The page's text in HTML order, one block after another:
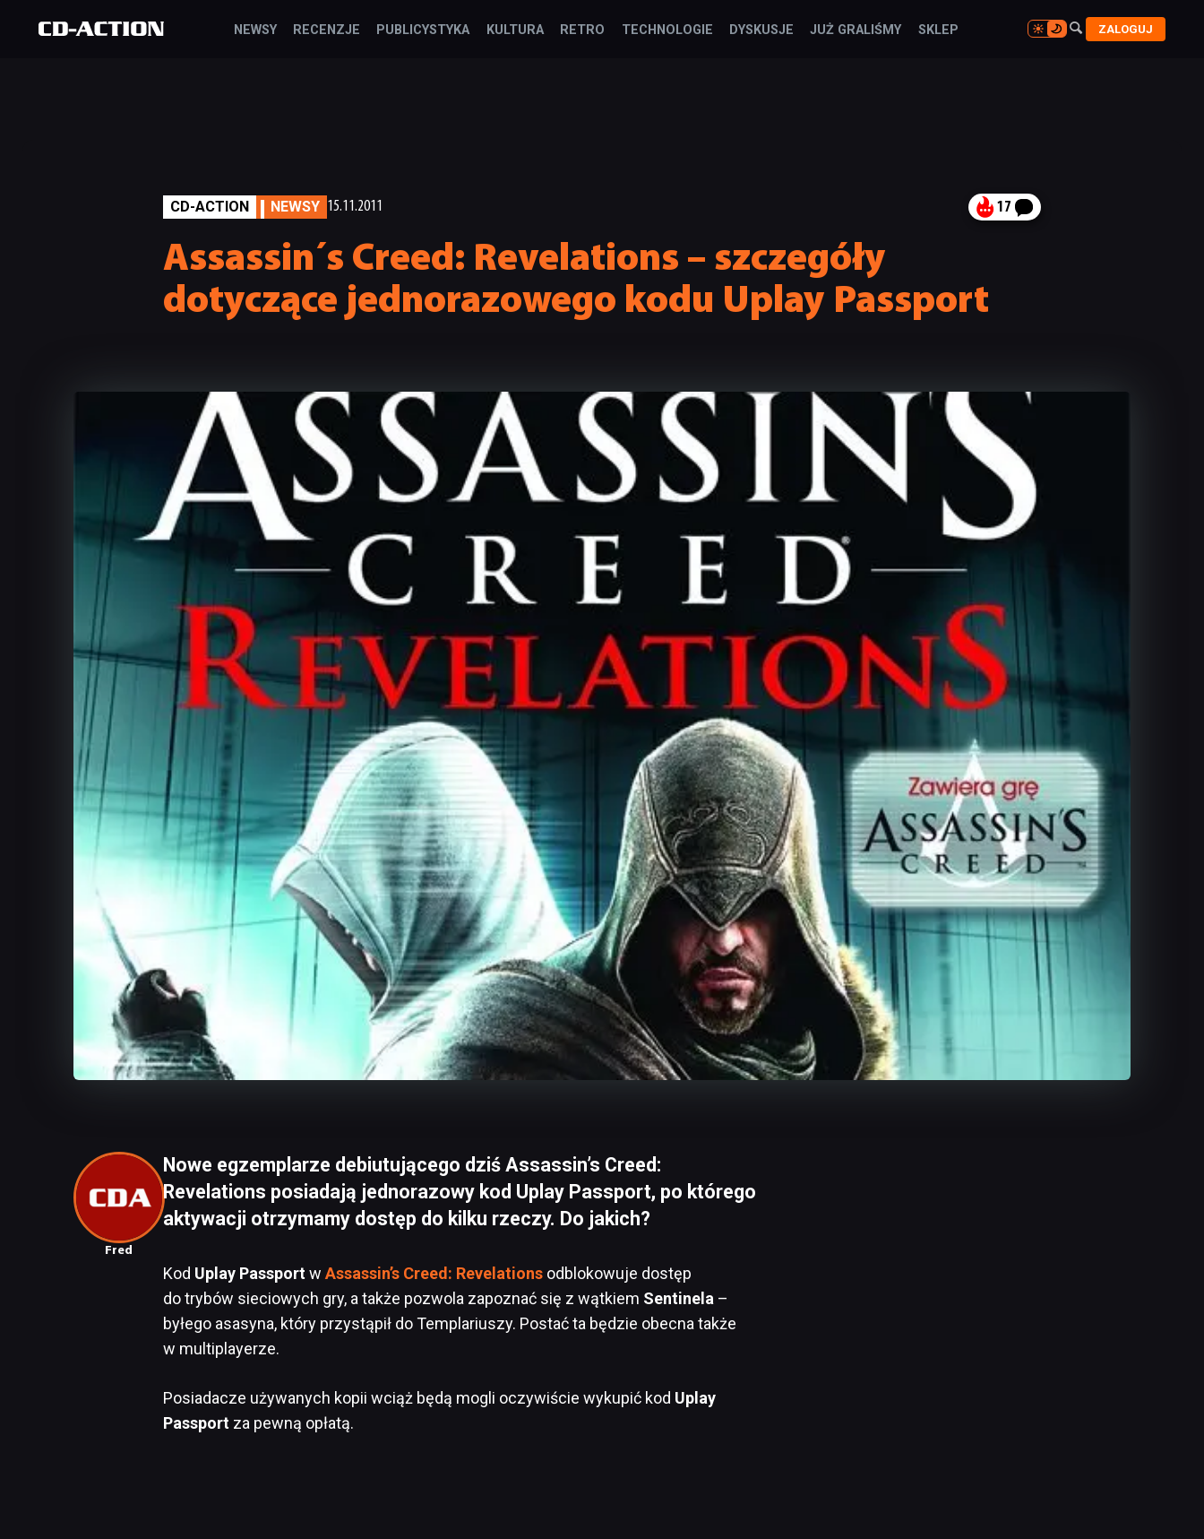
NEWSY RECENZJE PUBLICYSTYKA KULTURA RETRO TECHNOLOGIE DYSKUSJE JUŻ GRALIŚMY SKLEP 
 ZALOGUJ
CD-ACTION NEWSY 15.11.2011 17
Assassin´s Creed: Revelations – szczegóły
dotyczące jednorazowego kodu Uplay Passport
Fred
Nowe egzemplarze debiutującego dziś Assassin’s Creed:
Revelations posiadają jednorazowy kod Uplay Passport, po którego
aktywacji otrzymamy dostęp do kilku rzeczy. Do jakich?
Kod Uplay Passportw Assassin’s Creed: Revelations odblokowuje dostęp
do trybów sieciowych gry, a także pozwola zapoznać się z wątkiem Sentinela –
byłego asasyna, który przystąpił do Templariuszy. Postać ta będzie obecna także
w multiplayerze.
Posiadacze używanych kopii wciąż będą mogli oczywiście wykupić kod Uplay
Passport za pewną opłatą.